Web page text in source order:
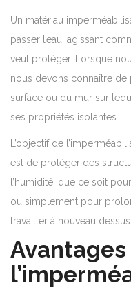
Un matériau
passer l’eau, agissant
veut protéger. Lorsque
nous devons connaître
surface ou du mur sur
ses propriétés isolantes.
L’objectif de
est de protéger des
l’humidité, que ce soit
ou simplement pour
travailler à nouveau dessus.
Avantages